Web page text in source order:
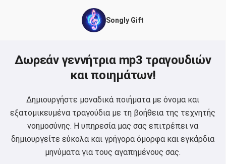
Songly Gift
Δωρεάν γεννήτρια mp3 τραγουδιών
και ποιημάτων!
Δημιουργήστε μοναδικά ποιήματα με όνομα και
εξατομικευμένα τραγούδια με τη βοήθεια της τεχνητής
νοημοσύνης. Η υπηρεσία μας σας επιτρέπει να
δημιουργείτε εύκολα και γρήγορα όμορφα και εγκάρδια
μηνύματα για τους αγαπημένους σας.